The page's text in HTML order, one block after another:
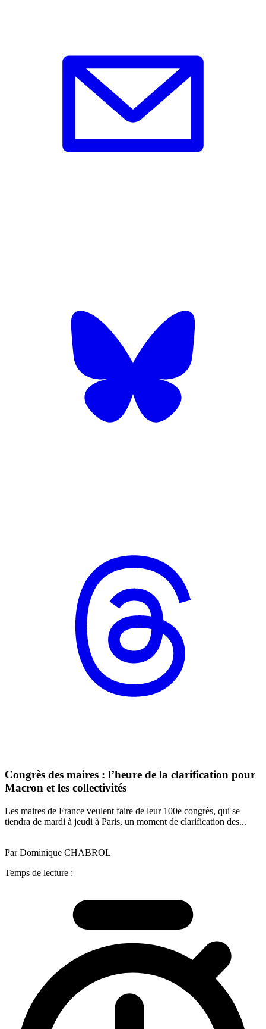
Congrès des maires : l’heure de la clarification pour
Macron et les collectivités
Les maires de France veulent faire de leur 100e congrès, qui se
tiendra de mardi à jeudi à Paris, un moment de clarification des...
Par Dominique CHABROL
Temps de lecture :